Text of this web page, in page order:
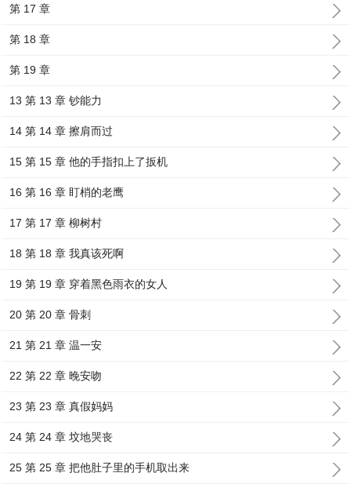
第 17 章
第 18 章
第 19 章
13 第 13 章 钞能力
14 第 14 章 擦肩而过
15 第 15 章 他的手指扣上了扳机
16 第 16 章 盯梢的老鹰
17 第 17 章 柳树村
18 第 18 章 我真该死啊
19 第 19 章 穿着黑色雨衣的女人
20 第 20 章 骨刺
21 第 21 章 温一安
22 第 22 章 晚安吻
23 第 23 章 真假妈妈
24 第 24 章 坟地哭丧
25 第 25 章 把他肚子里的手机取出来